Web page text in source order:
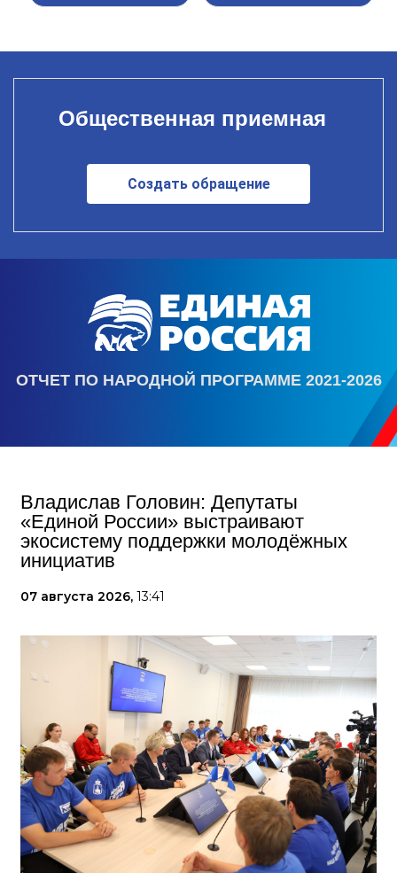
Общественная приемная
Создать обращение
ОТЧЕТ ПО НАРОДНОЙ ПРОГРАММЕ 2021-2026
Владислав Головин: Депутаты
«Единой России» выстраивают
экосистему поддержки молодёжных
инициатив
07 августа 2026, 13:41